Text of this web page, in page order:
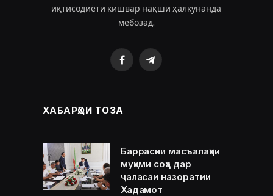
иқтисодиёти кишвар нақши ҳалкунанда
мебозад.
FacebookTelegram
ХАБАРҲОИ ТОЗА
Баррасии масъалаҳои
муҳими соҳа дар
ҷаласаи назоратии
Хадамот